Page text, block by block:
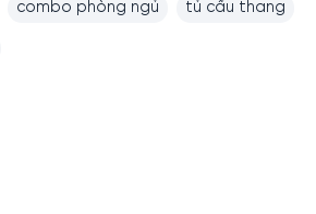
combo phòng ngủ tủ cầu thang